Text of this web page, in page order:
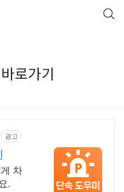
로가기
광고
차
.